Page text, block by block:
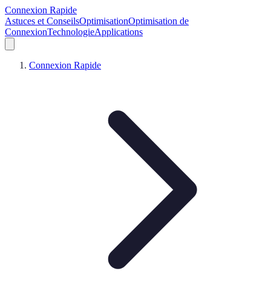
Connexion Rapide
Astuces et ConseilsOptimisationOptimisation de
ConnexionTechnologieApplications
Connexion Rapide